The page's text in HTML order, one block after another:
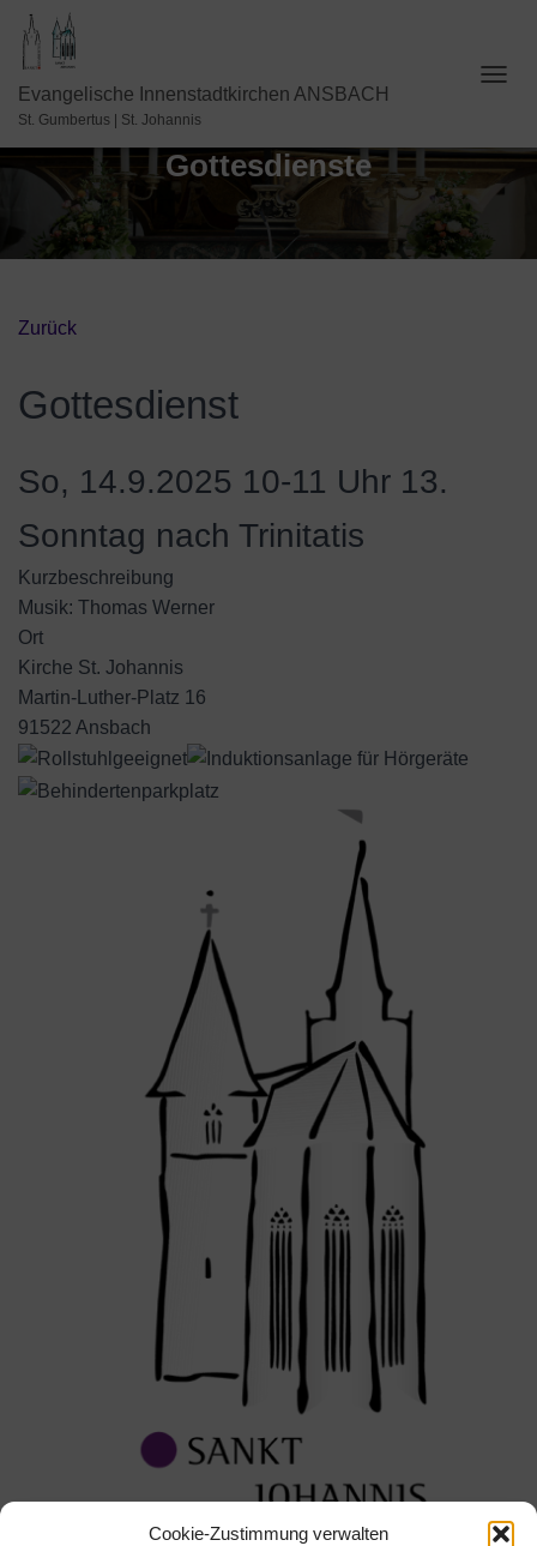
Cookie-Zustimmung verwalten
Evangelische Innenstadtkirchen ANSBACH
St. Gumbertus | St. Johannis
I
G
Gottesdienste
Zurück
Gottesdienst
So, 14.9.2025 10-11 Uhr 13.
Sonntag nach Trinitatis
Kurzbeschreibung
Musik: Thomas Werner
Ort
Kirche St. Johannis
Martin-Luther-Platz 16
91522 Ansbach
Pfarramt St. Gumbertus - St. Johannis Ansbach